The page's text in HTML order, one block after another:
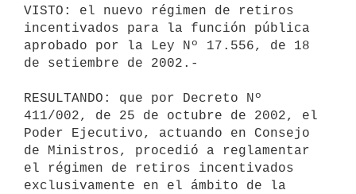
VISTO: el nuevo régimen de retiros
incentivados para la función pública
aprobado por la Ley Nº 17.556, de 18
de setiembre de 2002.-
RESULTANDO: que por Decreto Nº
411/002, de 25 de octubre de 2002, el
Poder Ejecutivo, actuando en Consejo
de Ministros, procedió a reglamentar
el régimen de retiros incentivados
exclusivamente en el ámbito de la